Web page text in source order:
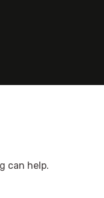
can help.